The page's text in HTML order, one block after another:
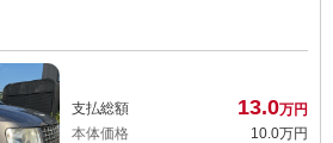
支払総額 13.0万円
本体価格
10. 0万円